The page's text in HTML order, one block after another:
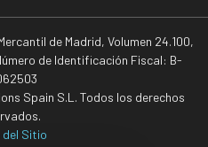
de Madrid, Volumen 24.100,
de Identificación Fiscal: B-
Spain S.L. Todos los derechos
del Sitio